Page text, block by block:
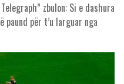
zbulon: Si e dashura
për t’u larguar nga